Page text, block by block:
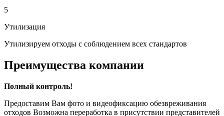
5
Утилизация
Утилизируем отходы с соблюдением всех стандартов
Преимущества компании
Полный контроль!
Предоставим Вам фото и видеофиксацию обезвреживания
отходов Возможна переработка в присутствии представителей